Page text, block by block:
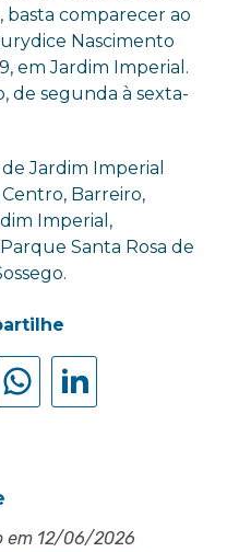
basta comparecer ao
Nascimento
em Jardim Imperial.
de segunda à sexta-
Jardim Imperial
Barreiro,
Imperial,
Santa Rosa de
em 12/06/2026